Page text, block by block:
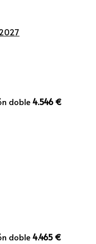
doble4.546 €
doble4.465 €